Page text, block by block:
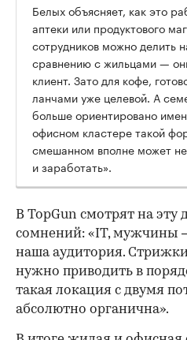
Белых объясняет, как это
аптеки или продуктового
сотрудников можно делить
сравнению с жильцами —
клиент. Зато для кофе,
ланчами уже целевой. А
больше ориентировано
офисном кластере такой
смешанном вполне может
и заработать».
В TopGun смотрят на эту
сомнений: «IT, мужчины
наша аудитория.
нужно приводить в
такая локация с двумя
абсолютно органична».